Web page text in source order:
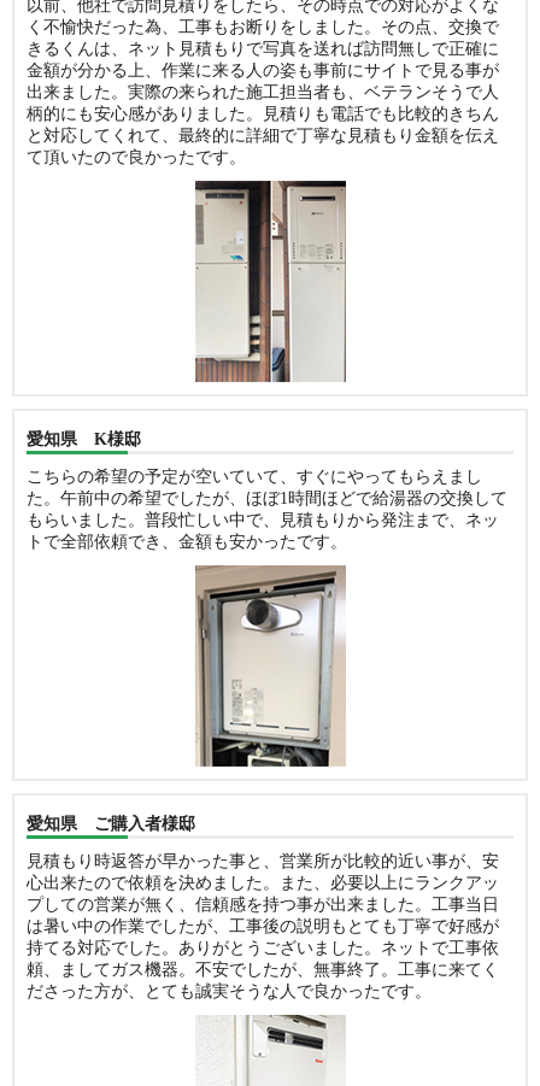
以前、他社で訪問見積りをしたら、その時点での対応がよくな
く不愉快だった為、工事もお断りをしました。その点、交換で
きるくんは、ネット見積もりで写真を送れば訪問無しで正確に
金額が分かる上、作業に来る人の姿も事前にサイトで見る事が
出来ました。実際の来られた施工担当者も、ベテランそうで人
柄的にも安心感がありました。見積りも電話でも比較的きちん
と対応してくれて、最終的に詳細で丁寧な見積もり金額を伝え
て頂いたので良かったです。
愛知県 K様邸
こちらの希望の予定が空いていて、すぐにやってもらえまし
た。午前中の希望でしたが、ほぼ1時間ほどで給湯器の交換して
もらいました。普段忙しい中で、見積もりから発注まで、ネッ
トで全部依頼でき、金額も安かったです。
愛知県 ご購入者様邸
見積もり時返答が早かった事と、営業所が比較的近い事が、安
心出来たので依頼を決めました。また、必要以上にランクアッ
プしての営業が無く、信頼感を持つ事が出来ました。工事当日
は暑い中の作業でしたが、工事後の説明もとても丁寧で好感が
持てる対応でした。ありがとうございました。ネットで工事依
頼、ましてガス機器。不安でしたが、無事終了。工事に来てく
ださった方が、とても誠実そうな人で良かったです。